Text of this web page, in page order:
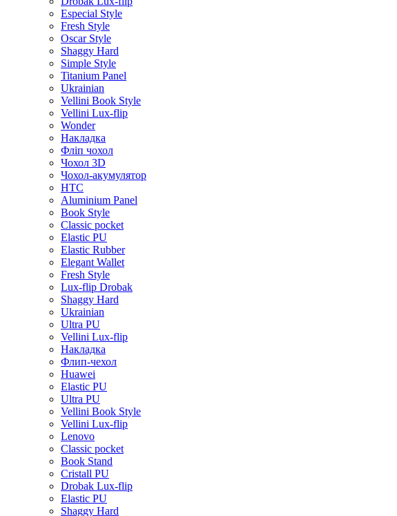
Especial Style
Fresh Style
Oscar Style
Shaggy Hard
Simple Style
Titanium Panel
Ukrainian
Vellini Book Style
Vellini Lux-flip
Wonder
Накладка
Фліп чохол
Чохол 3D
Чохол-акумулятор
HTC
Aluminium Panel
Book Style
Classic pocket
Elastic PU
Elastic Rubber
Elegant Wallet
Fresh Style
Lux-flip Drobak
Shaggy Hard
Ukrainian
Ultra PU
Vellini Lux-flip
Накладка
Флип-чехол
Huawei
Elastic PU
Ultra PU
Vellini Book Style
Vellini Lux-flip
Lenovo
Classic pocket
Book Stand
Cristall PU
Drobak Lux-flip
Elastic PU
Shaggy Hard